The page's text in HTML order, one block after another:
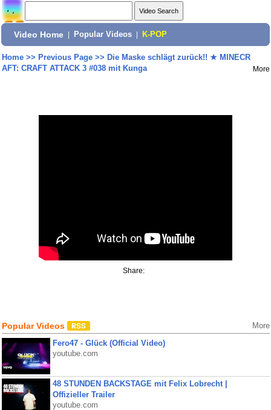
Video Home Popular Videos K-POP
Home>> Previous Page>> Die Maske schlägt zurück!! ★ MINECR
AFT: CRAFT ATTACK 3 #038 mit Kunga
More
Share:
Popular Videos More
Fero47 - Glück (Official Video)
youtube.com
48 STUNDEN BACKSTAGE mit Felix Lobrecht |
Offizieller Trailer
youtube.com